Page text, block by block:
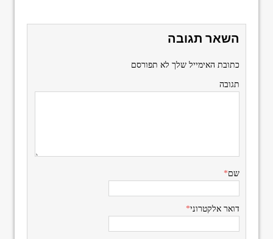
השאר תגובה
כתובת האימייל שלך לא תפורסם
תגובה
שם*
דואר אלקטרוני*